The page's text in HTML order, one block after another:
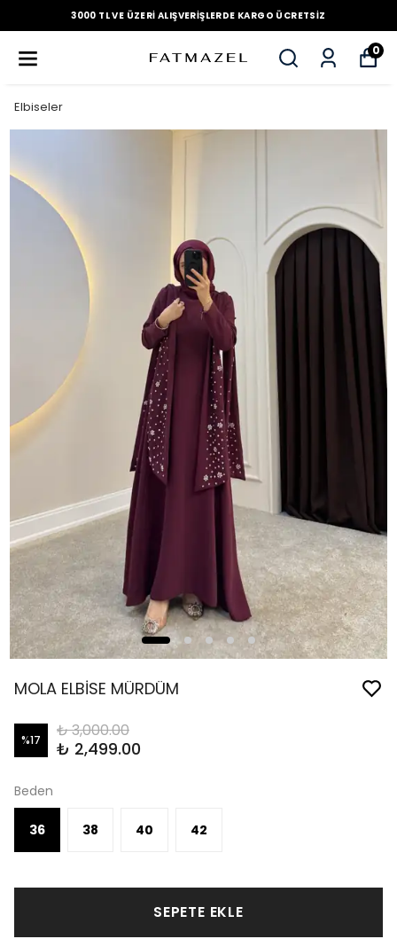
3000 TL VE ÜZERI ALIŞVERIŞLERDE KARGO ÜCRETSIZ
0
Elbiseler
MOLA ELBİSE MÜRDÜM
%17 ₺ 3,000.00
₺ 2,499.00
Beden
36 38 40 42
SEPETE EKLE